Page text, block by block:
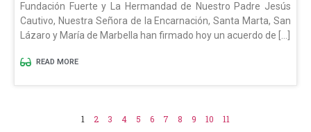
Fundación Fuerte y La Hermandad de Nuestro Padre Jesús
Cautivo, Nuestra Señora de la Encarnación, Santa Marta, San
Lázaro y María de Marbella han firmado hoy un acuerdo de […]
READ MORE
1 2 3 4 5 6 7 8 9 10 11